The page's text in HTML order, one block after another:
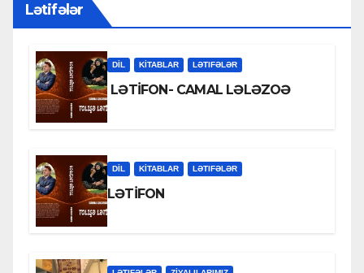
Lətifələr
DİL KİTABLAR LƏTIFƏLƏR
LƏTİFON- CAMAL LƏLƏZOƏ
DİL KİTABLAR LƏTIFƏLƏR
LƏTİFON